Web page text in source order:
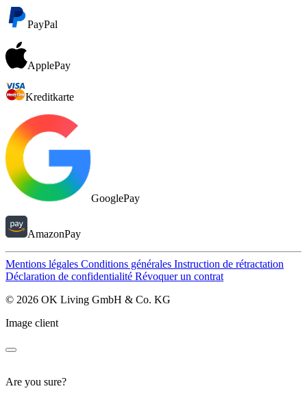
PayPal
ApplePay
Kreditkarte
GooglePay
AmazonPay
Mentions légales Conditions générales Instruction de rétractation
Déclaration de confidentialité Révoquer un contrat
© 2026 OK Living GmbH & Co. KG
Image client
Are you sure?